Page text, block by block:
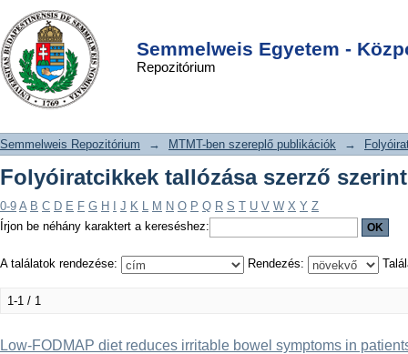
Semmelweis Egyetem -
Repozitórium
Folyóiratcikkek tallózása szerző
szerint "Wachmann, H"
DSpace/Manakin Repository
Semmelweis Repozitórium → MTMT-ben szereplő publikációk →
Folyóiratcikkek tallózása szerző
0-9 A B C D E F G H J K L M N O P Q R S T U V W X Y Z
Írjon be néhány karaktert a kereséshez:
A találatok rendezése: Rendezés:
1-1 / 1
Low-FODMAP diet reduces irritable bowel symptoms in